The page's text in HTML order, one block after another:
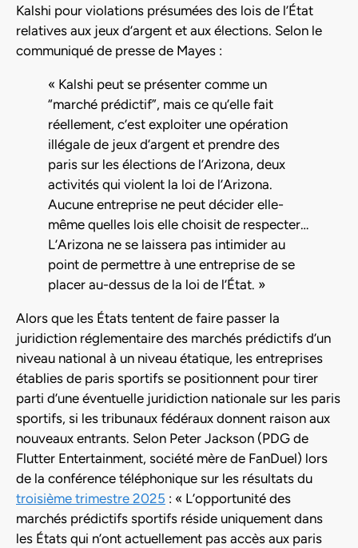
Kalshi pour violations présumées des lois de l’État
relatives aux jeux d’argent et aux élections. Selon le
communiqué de presse de Mayes :
« Kalshi peut se présenter comme un
“marché prédictif”, mais ce qu’elle fait
réellement, c’est exploiter une opération
illégale de jeux d’argent et prendre des
paris sur les élections de l’Arizona, deux
activités qui violent la loi de l’Arizona.
Aucune entreprise ne peut décider elle-
même quelles lois elle choisit de respecter…
L’Arizona ne se laissera pas intimider au
point de permettre à une entreprise de se
placer au-dessus de la loi de l’État. »
Alors que les États tentent de faire passer la
juridiction réglementaire des marchés prédictifs d’un
niveau national à un niveau étatique, les entreprises
établies de paris sportifs se positionnent pour tirer
parti d’une éventuelle juridiction nationale sur les paris
sportifs, si les tribunaux fédéraux donnent raison aux
nouveaux entrants. Selon Peter Jackson (PDG de
Flutter Entertainment, société mère de FanDuel) lors
de la conférence téléphonique sur les résultats du
troisième trimestre 2025 : « L’opportunité des
marchés prédictifs sportifs réside uniquement dans
les États qui n’ont actuellement pas accès aux paris